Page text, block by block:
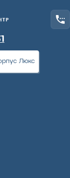
Люкс